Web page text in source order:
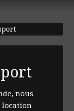
nous
location